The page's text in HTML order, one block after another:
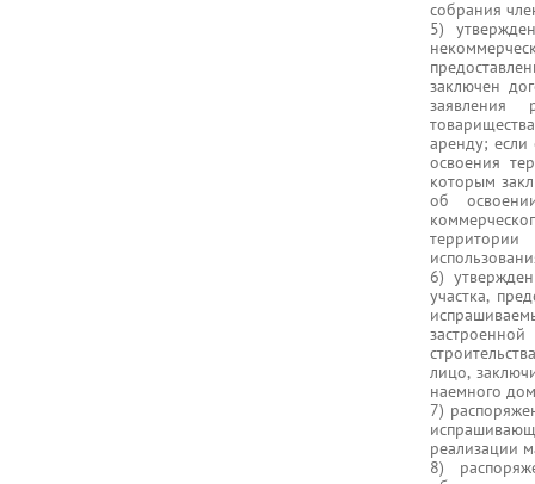
собрания
5)
заключен
заявления
аренду; если
освоения
которым
об
6)
участка,
лицо,
наемного
7)
реализации
8)